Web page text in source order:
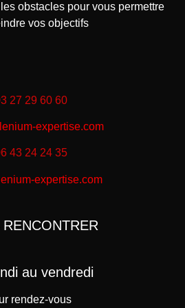
obstacles pour vous permettre
vos objectifs
27 29 60 60
expertise.com
43 24 24 35
expertise.com
au vendredi
rendez-vous